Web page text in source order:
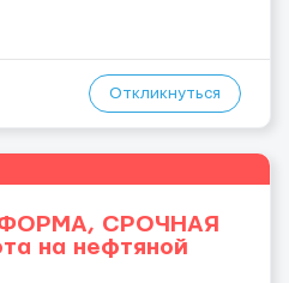
Откликнуться
СРОЧНАЯ
на нефтяной